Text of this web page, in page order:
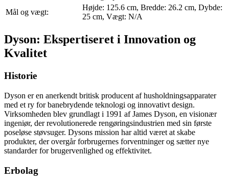
Mål og vægt:
Højde: 125.6 cm, Bredde: 26.2 cm, Dybde:
25 cm, Vægt: N/A
Dyson: Ekspertiseret i Innovation og
Kvalitet
Historie
Dyson er en anerkendt britisk producent af husholdningsapparater
med et ry for banebrydende teknologi og innovativt design.
Virksomheden blev grundlagt i 1991 af James Dyson, en visionær
ingeniør, der revolutionerede rengøringsindustrien med sin første
poseløse støvsuger. Dysons mission har altid været at skabe
produkter, der overgår forbrugernes forventninger og sætter nye
standarder for brugervenlighed og effektivitet.
Erbolag